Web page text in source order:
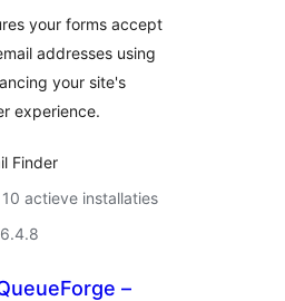
your forms accept
addresses using
your site's
experience.
Finder
actieve installaties
–